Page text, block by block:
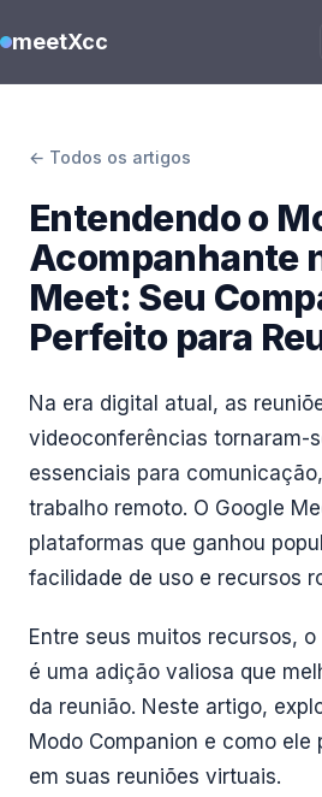
meetXcc
← Todos os artigos
Entendendo o
Acompanhante
Meet: Seu
Perfeito para
Na era digital atual, as
videoconferências tornaram-
essenciais para
trabalho remoto. O Google
plataformas que ganhou
facilidade de uso e recursos
Entre seus muitos recursos, o
é uma adição valiosa que
da reunião. Neste artigo,
Modo Companion e como
em suas reuniões virtuais.